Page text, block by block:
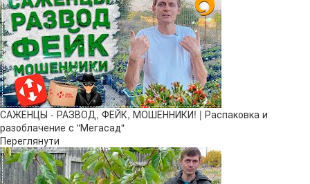
САЖЕНЦЫ - РАЗВОД, ФЕЙК, МОШЕННИКИ! | Распаковка и
разоблачение с "Мегасад"
Переглянути